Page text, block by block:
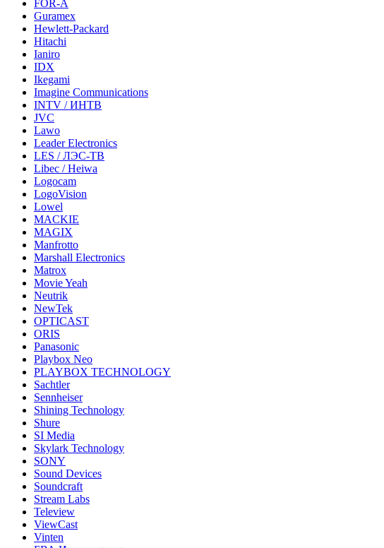
FOR-A
Guramex
Hewlett-Packard
Hitachi
Ianiro
IDX
Ikegami
Imagine Communications
INTV / ИНТВ
JVC
Lawo
Leader Electronics
LES / ЛЭС-ТВ
Libec / Heiwa
Logocam
LogoVision
Lowel
MACKIE
MAGIX
Manfrotto
Marshall Electronics
Matrox
Movie Yeah
Neutrik
NewTek
OPTICAST
ORIS
Panasonic
Playbox Neo
PLAYBOX TECHNOLOGY
Sachtler
Sennheiser
Shining Technology
Shure
SI Media
Skylark Technology
SONY
Sound Devices
Soundcraft
Stream Labs
Teleview
ViewCast
Vinten